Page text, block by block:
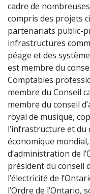
cadre de
compris des projets
partenariats public-
infrastructures
péage et des
est membre du
Comptables
membre du Conseil
membre du conseil
royal de musique,
l’infrastructure et
économique
d’administration de
président du conseil
l’électricité de
l’Ordre de l’Ontario,